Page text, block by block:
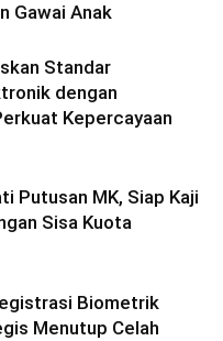
Gawai Anak
Standar
dengan
Kepercayaan
Putusan MK, Siap Kaji
Sisa Kuota
Biometrik
Menutup Celah